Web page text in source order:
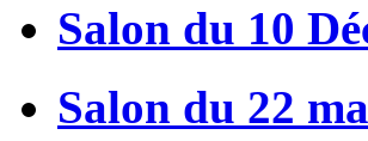
Salon du 10
Salon du 22